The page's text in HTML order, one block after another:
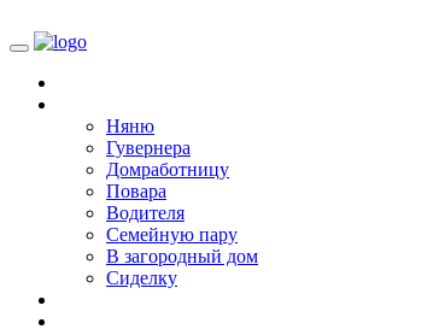
Няню
Гувернера
Домработницу
Повара
Водителя
Семейную пару
В загородный дом
Сиделку